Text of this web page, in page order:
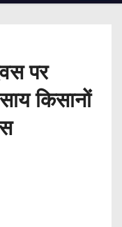
पर
किसानों